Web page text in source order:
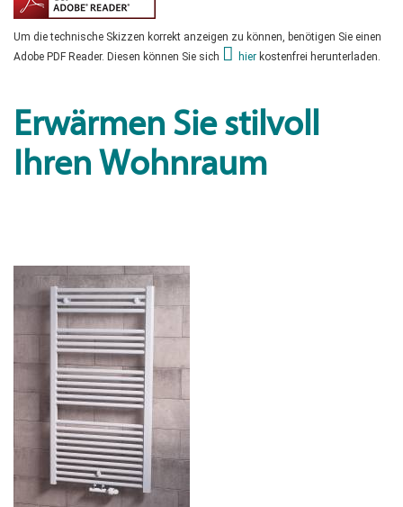
Um die technische Skizzen korrekt anzeigen zu können, benötigen Sie einen
Adobe PDF Reader. Diesen können Sie sich
hier kostenfrei herunterladen.
Erwärmen Sie stilvoll
Ihren Wohnraum